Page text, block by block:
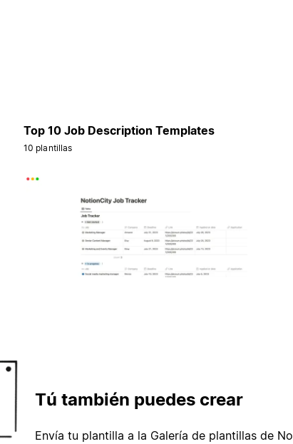
Top 10 Job Description Templates
10 plantillas
Tú también puedes crear
Envía tu plantilla a la Galería de plantillas de